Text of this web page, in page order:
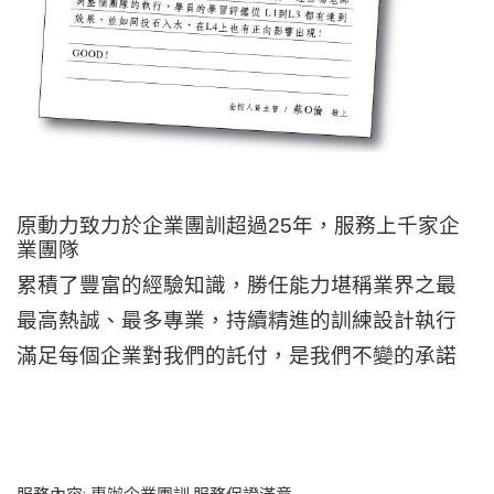
原動力致力於企業團訓超過25年，服務上千家企
業團隊
累積了豐富的經驗知識，勝任能力堪稱業界之最
最高熱誠、最多專業，持續精進的訓練設計執行
滿足每個企業對我們的託付，是我們不變的承諾